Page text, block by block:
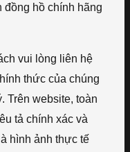
đồng hồ chính hãng
vui lòng liên hệ
thức của chúng
Trên website, toàn
tả chính xác và
hình ảnh thực tế